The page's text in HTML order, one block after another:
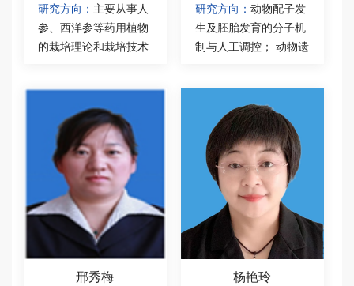
应用科技内涵、发掘新
活性分子新功能新机制
为目标的多学科集成研
研究方向： 主要从事人
参、西洋参等药用植物
的栽培理论和栽培技术
态以及专用肥料开 发等
研究方向。
研究方向： 动物配子发
生及胚胎发育的分子机
制与人工调控； 动物遗
邢秀梅 杨艳玲